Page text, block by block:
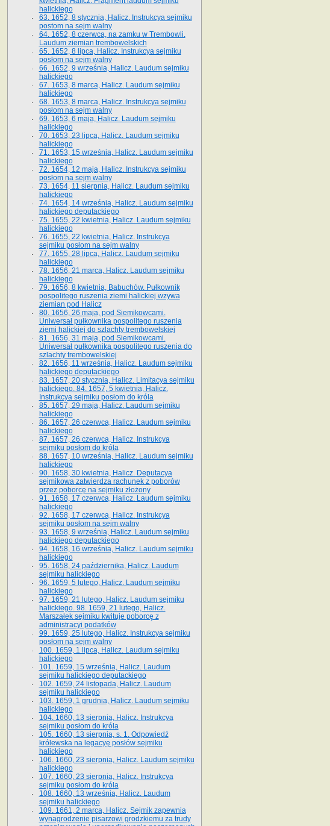
halickiego
63. 1652, 8 stycznia, Halicz. Instrukcya sejmiku
postom na sejm walny
64. 1652, 8 czerwca, na zamku w Trembowli.
Laudum ziemian trembowelskich
65. 1652, 8 lipca, Halicz. Instrukcya sejmiku
posłom na sejm walny
66. 1652, 9 września, Halicz. Laudum sejmiku
halickiego
67. 1653, 8 marca, Halicz. Laudum sejmiku
halickiego
68. 1653, 8 marca, Halicz. Instrukcya sejmiku
posłom na sejm walny
69. 1653, 6 maja, Halicz. Laudum sejmiku
halickiego
70. 1653, 23 lipca, Halicz. Laudum sejmiku
halickiego
71. 1653, 15 września, Halicz. Laudum sejmiku
halickiego
72. 1654, 12 maja, Halicz. Instrukcya sejmiku
posłom na sejm walny
73. 1654, 11 sierpnia, Halicz. Laudum sejmiku
halickiego
74. 1654, 14 września, Halicz. Laudum sejmiku
halickiego deputackiego
75. 1655, 22 kwietnia, Halicz. Laudum sejmiku
halickiego
76. 1655, 22 kwietnia, Halicz. Instrukcya
sejmiku posłom na sejm walny
77. 1655, 28 lipca, Halicz. Laudum sejmiku
halickiego
78. 1656, 21 marca, Halicz. Laudum sejmiku
halickiego
79. 1656, 8 kwietnia, Babuchów. Pułkownik
pospolitego ruszenia ziemi halickiej wzywa
ziemian pod Halicz
80. 1656, 26 maja, pod Siemikowcami.
Uniwersał pułkownika pospolitego ruszenia
ziemi halickiej do szlachty trembowelskiej
81. 1656, 31 maja, pod Siemikowcami.
Uniwersał pułkownika pospolitego ruszenia do
szlachty trembowelskiej
82. 1656, 11 września, Halicz. Laudum sejmiku
halickiego deputackiego
83. 1657, 20 stycznia, Halicz. Limitacya sejmiku
halickiego. 84. 1657, 5 kwietnia, Halicz.
Instrukcya sejmiku posłom do króla
85. 1657, 29 maja, Halicz. Laudum sejmiku
halickiego
86. 1657, 26 czerwca, Halicz. Laudum sejmiku
halickiego
87. 1657, 26 czerwca, Halicz. Instrukcya
sejmiku posłom do króla
88. 1657, 10 września, Halicz. Laudum sejmiku
halickiego
90. 1658, 30 kwietnia, Halicz. Deputacya
sejmikowa zatwierdza rachunek z poborów
przez poborcę na sejmiku złożony
91. 1658, 17 czerwca, Halicz. Laudum sejmiku
halickiego
92. 1658, 17 czerwca, Halicz. Instrukcya
sejmiku posłom na sejm walny
93. 1658, 9 września, Halicz. Laudum sejmiku
halickiego deputackiego
94. 1658, 16 września, Halicz. Laudum sejmiku
halickiego
95. 1658, 24 października, Halicz. Laudum
sejmiku halickiego
96. 1659, 5 lutego, Halicz. Laudum sejmiku
halickiego
97. 1659, 21 lutego, Halicz. Laudum sejmiku
halickiego. 98. 1659, 21 lutego, Halicz.
Marszałek sejmiku kwituje poborcę z
administracyi podatków
99. 1659, 25 lutego, Halicz. Instrukcya sejmiku
posłom na sejm walny
100. 1659, 1 lipca, Halicz. Laudum sejmiku
halickiego
101. 1659, 15 września, Halicz. Laudum
sejmiku halickiego deputackiego
102. 1659, 24 listopada, Halicz. Laudum
sejmiku halickiego
103. 1659, 1 grudnia, Halicz. Laudum sejmiku
halickiego
104. 1660, 13 sierpnia, Halicz. Instrukcya
sejmiku posłom do króla
105. 1660, 13 sierpnia, s. 1. Odpowiedź
królewska na legacyę posłów sejmiku
halickiego
106. 1660, 23 sierpnia, Halicz. Laudum sejmiku
halickiego
107. 1660, 23 sierpnia, Halicz. Instrukcya
sejmiku posłom do króla
108. 1660, 13 września, Halicz. Laudum
sejmiku halickiego
109. 1661, 2 marca, Halicz. Sejmik zapewnia
wynagrodzenie pisarzowi grodzkiemu za trudy